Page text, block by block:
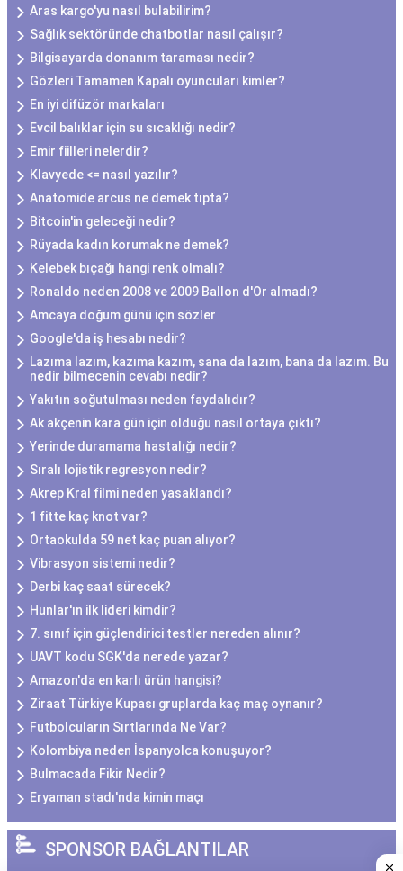
Aras kargo'yu nasıl bulabilirim?
Sağlık sektöründe chatbotlar nasıl çalışır?
Bilgisayarda donanım taraması nedir?
Gözleri Tamamen Kapalı oyuncuları kimler?
En iyi difüzör markaları
Evcil balıklar için su sıcaklığı nedir?
Emir fiilleri nelerdir?
Klavyede <= nasıl yazılır?
Anatomide arcus ne demek tıpta?
Bitcoin'in geleceği nedir?
Rüyada kadın korumak ne demek?
Kelebek bıçağı hangi renk olmalı?
Ronaldo neden 2008 ve 2009 Ballon d'Or almadı?
Amcaya doğum günü için sözler
Google'da iş hesabı nedir?
Lazıma lazım, kazıma kazım, sana da lazım, bana da lazım. Bu
nedir bilmecenin cevabı nedir?
Yakıtın soğutulması neden faydalıdır?
Ak akçenin kara gün için olduğu nasıl ortaya çıktı?
Yerinde duramama hastalığı nedir?
Sıralı lojistik regresyon nedir?
Akrep Kral filmi neden yasaklandı?
1 fitte kaç knot var?
Ortaokulda 59 net kaç puan alıyor?
Vibrasyon sistemi nedir?
Derbi kaç saat sürecek?
Hunlar'ın ilk lideri kimdir?
7. sınıf için güçlendirici testler nereden alınır?
UAVT kodu SGK'da nerede yazar?
Amazon'da en karlı ürün hangisi?
Ziraat Türkiye Kupası gruplarda kaç maç oynanır?
Futbolcuların Sırtlarında Ne Var?
Kolombiya neden İspanyolca konuşuyor?
Bulmacada Fikir Nedir?
Eryaman stadı'nda kimin maçı
SPONSOR BAĞLANTILAR